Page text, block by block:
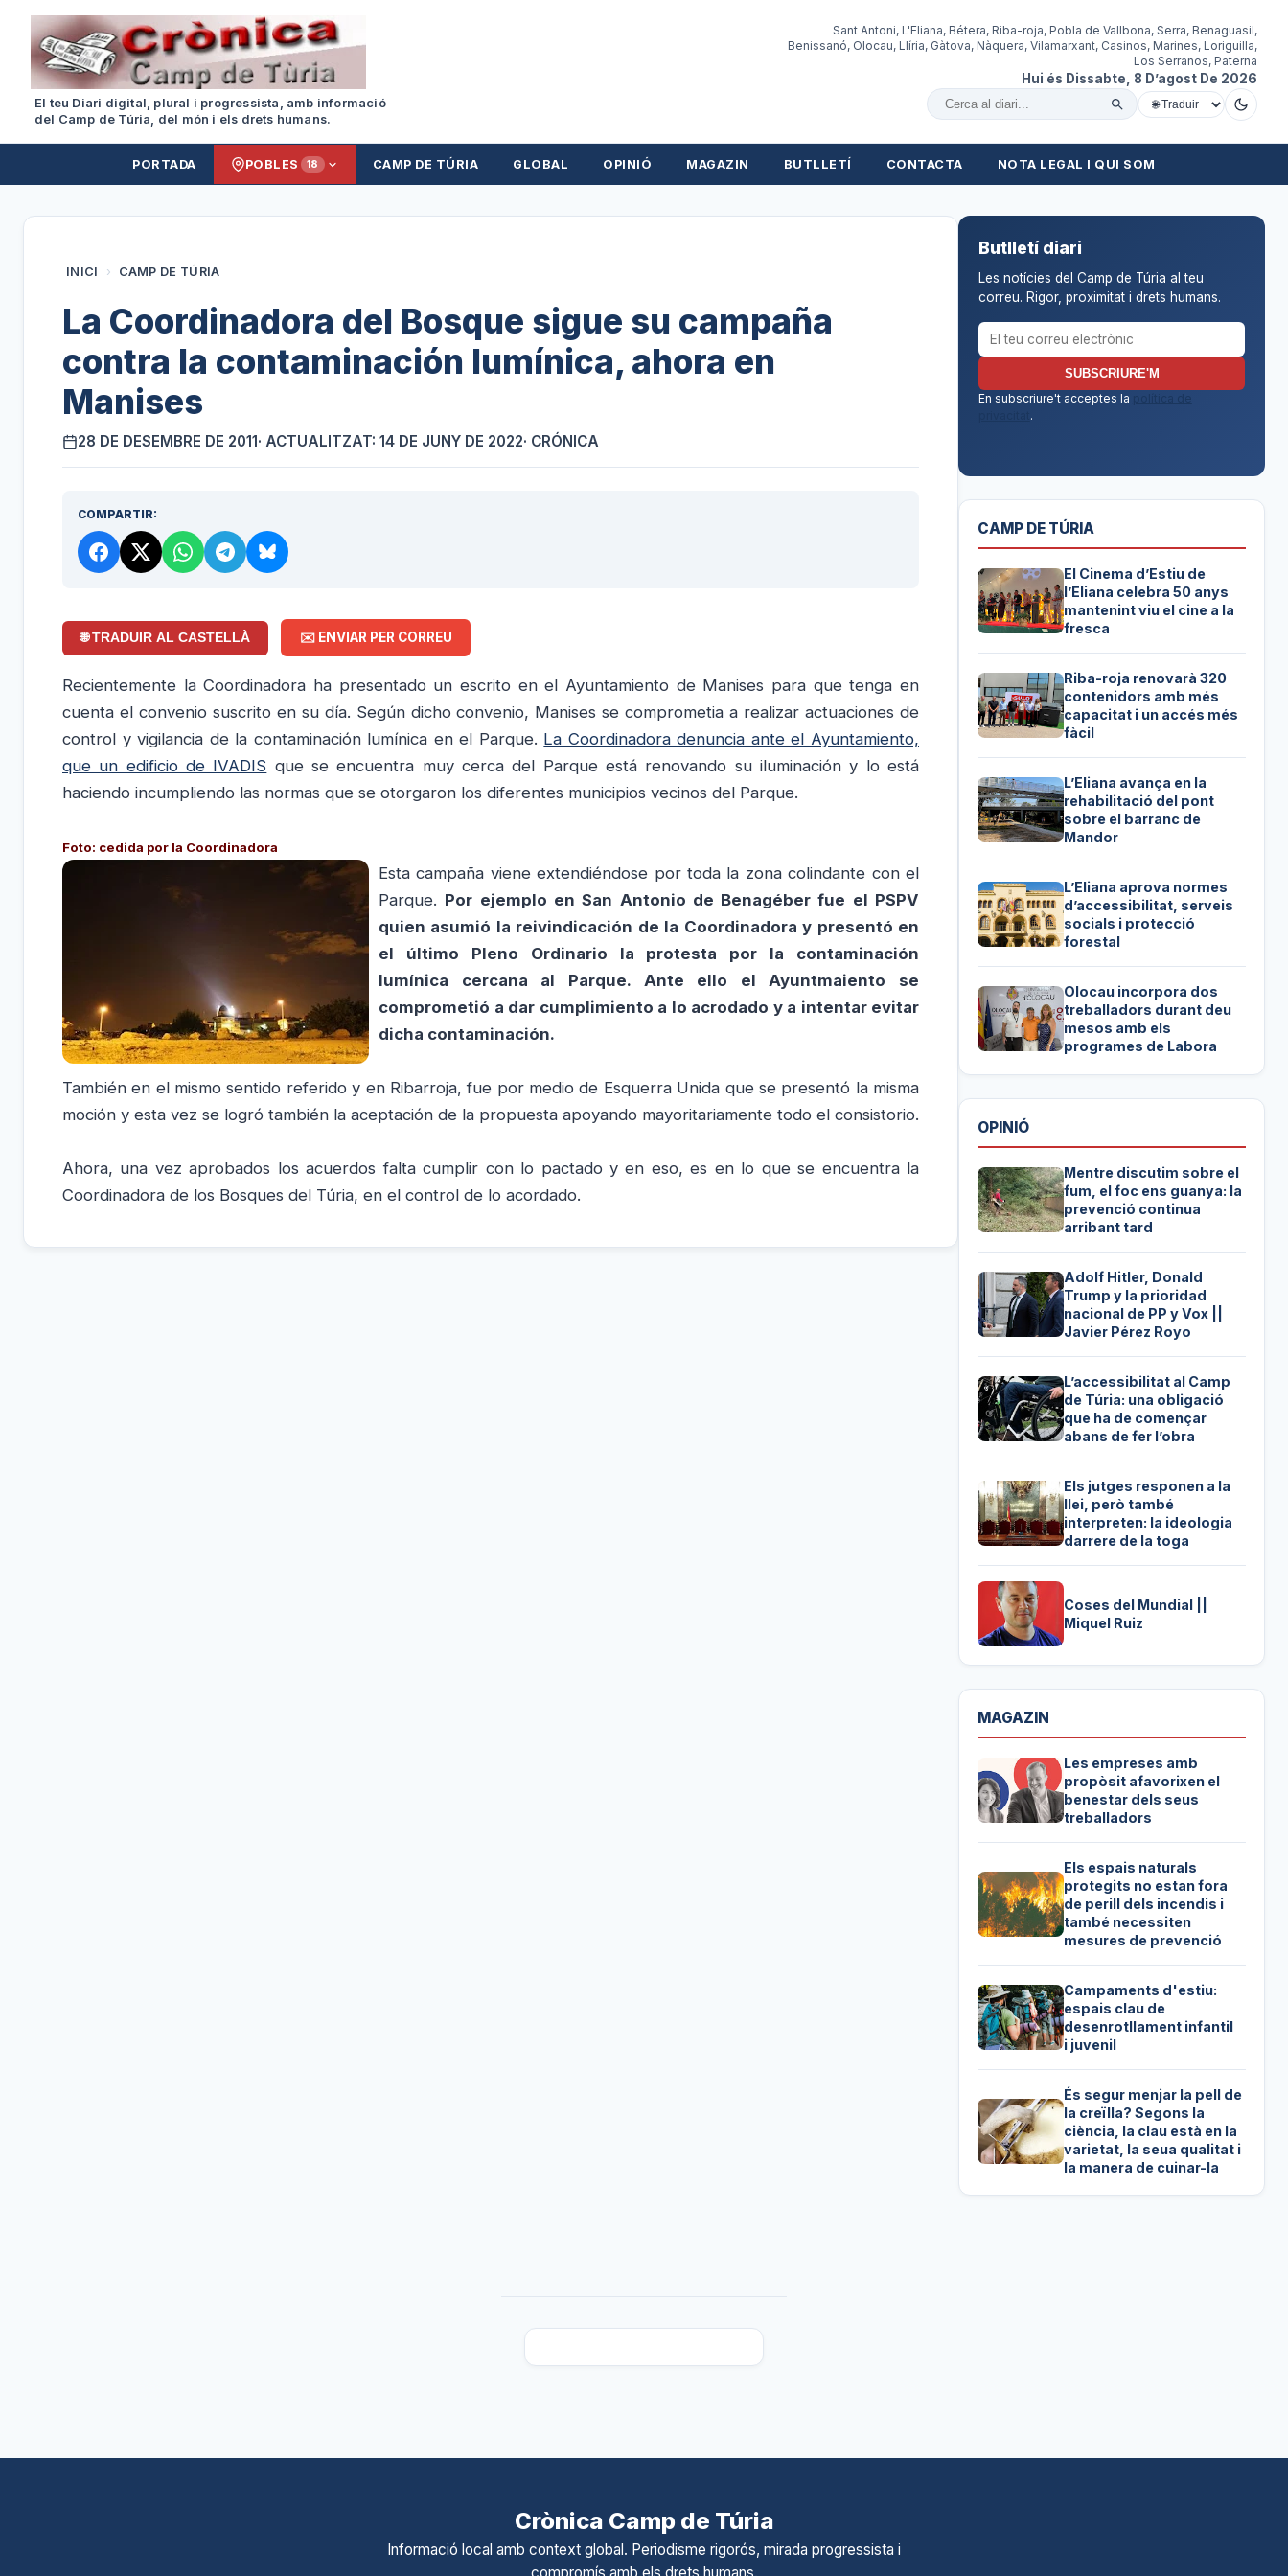
El teu Diari digital, plural i progressista, amb informació
del Camp de Túria, del món i els drets humans.
Sant Antoni, L'Eliana, Bétera, Riba-roja, Pobla de Vallbona, Serra, Benaguasil,
Benissanó, Olocau, Llíria, Gàtova, Nàquera, Vilamarxant, Casinos, Marines, Loriguilla,
Los Serranos, Paterna
Hui és Dissabte, 8 D’agost De 2026
Cercar al diari
PORTADA POBLES 18 CAMP DE TÚRIA GLOBAL OPINIÓ MAGAZIN BUTLLETÍ CONTACTA NOTA LEGAL I QUI SOM
INICI › CAMP DE TÚRIA
La Coordinadora del Bosque sigue su campaña
contra la contaminación lumínica, ahora en
Manises
28 DE DESEMBRE DE 2011· ACTUALITZAT: 14 DE JUNY DE 2022· CRÓNICA
COMPARTIR:
🌐 TRADUIR AL CASTELLÀ ✉️ ENVIAR PER CORREU
Recientemente la Coordinadora ha presentado un escrito en el Ayuntamiento de Manises para que tenga en
cuenta el convenio suscrito en su día. Según dicho convenio, Manises se comprometia a realizar actuaciones de
control y vigilancia de la contaminación lumínica en el Parque. La Coordinadora denuncia ante el Ayuntamiento,
que un edificio de IVADIS que se encuentra muy cerca del Parque está renovando su iluminación y lo está
haciendo incumpliendo las normas que se otorgaron los diferentes municipios vecinos del Parque.
Foto: cedida por la Coordinadora
Esta campaña viene extendiéndose portoda la zona colindante con el
Parque. Por ejemplo en San Antonio de Benagéber fue el PSPV
quien asumió la reivindicación de la Coordinadora y presentó en
el último Pleno Ordinario la protesta por la contaminación
lumínica cercana al Parque. Ante ello el Ayuntmaiento se
comprometió a dar cumplimiento a lo acrodado y a intentar evitar
dicha contaminación.
También en el mismo sentido referido y en Ribarroja, fue por medio de Esquerra Unida que se presentó la misma
moción y esta vez se logró también la aceptación de la propuesta apoyando mayoritariamente todo el consistorio.
Ahora, una vez aprobados los acuerdos falta cumplir con lo pactado y en eso, es en lo que se encuentra la
Coordinadora de los Bosques del Túria, en el control de lo acordado.
Butlletí diari
Les notícies del Camp de Túria al teu
correu. Rigor, proximitat i drets humans.
Correu electrònic per al butlletí
SUBSCRIURE'M
En subscriure't acceptes la
política de
.
CAMP DE TÚRIA
El Cinema d’Estiu de
l’Eliana celebra 50 anys
mantenint viu el cine a la
fresca
Riba-roja renovarà 320
contenidors amb més
capacitat i un accés més
fàcil
L’Eliana avança en la
rehabilitació del pont
sobre el barranc de
Mandor
L’Eliana aprova normes
d’accessibilitat, serveis
socials i protecció
forestal
Olocau incorpora dos
treballadors durant deu
mesos amb els
programes de Labora
OPINIÓ
Mentre discutim sobre el
fum, el foc ens guanya: la
prevenció continua
arribant tard
Adolf Hitler, Donald
Trump y la prioridad
nacional de PP y Vox ||
Javier Pérez Royo
L’accessibilitat al Camp
de Túria: una obligació
que ha de començar
abans de fer l’obra
Els jutges responen a la
llei, però també
interpreten: la ideologia
darrere de la toga
Coses del Mundial ||
Miquel Ruiz
MAGAZIN
Les empreses amb
propòsit afavorixen el
benestar dels seus
treballadors
Els espais naturals
protegits no estan fora
de perill dels incendis i
també necessiten
mesures de prevenció
Campaments d'estiu:
espais clau de
desenrotllament infantil
i juvenil
És segur menjar la pell de
la creïlla? Segons la
ciència, la clau està en la
varietat, la seua qualitat i
la manera de cuinar-la
Crònica Camp de Túria
Informació local amb context global. Periodisme rigorós, mirada progressista i